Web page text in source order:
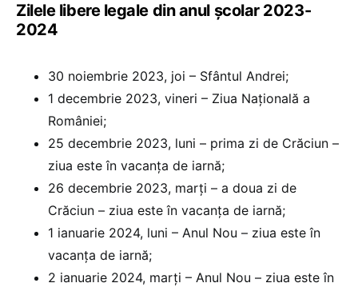
Zilele libere legale din anul școlar 2023-
2024
30 noiembrie 2023, joi – Sfântul Andrei;
1 decembrie 2023, vineri – Ziua Naţională a
României;
25 decembrie 2023, luni – prima zi de Crăciun –
ziua este în vacanța de iarnă;
26 decembrie 2023, marți – a doua zi de
Crăciun – ziua este în vacanța de iarnă;
1 ianuarie 2024, luni – Anul Nou – ziua este în
vacanța de iarnă;
2 ianuarie 2024, marți – Anul Nou – ziua este în